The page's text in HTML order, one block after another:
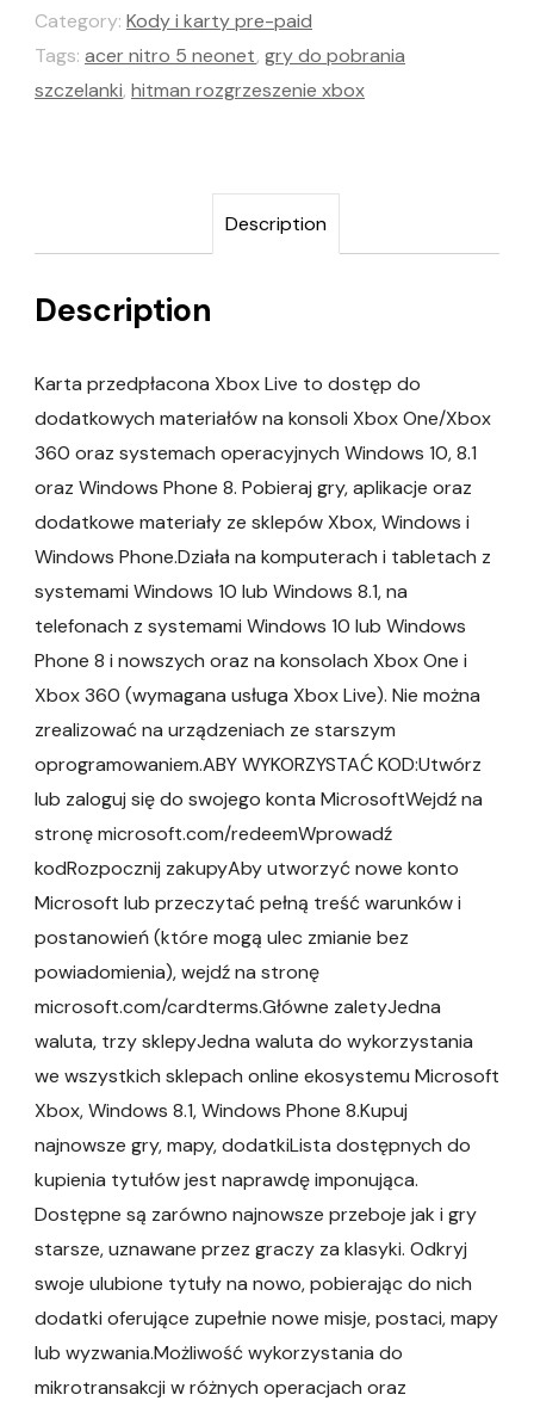
Category: Kody i karty pre-paid
Tags: acer nitro 5 neonet, gry do pobrania
szczelanki, hitman rozgrzeszenie xbox
Description
Description
Karta przedpłacona Xbox Live to dostęp do
dodatkowych materiałów na konsoli Xbox One/Xbox
360 oraz systemach operacyjnych Windows 10, 8.1
oraz Windows Phone 8. Pobieraj gry, aplikacje oraz
dodatkowe materiały ze sklepów Xbox, Windows i
Windows Phone.Działa na komputerach i tabletach z
systemami Windows 10 lub Windows 8.1, na
telefonach z systemami Windows 10 lub Windows
Phone 8 i nowszych oraz na konsolach Xbox One i
Xbox 360 (wymagana usługa Xbox Live). Nie można
zrealizować na urządzeniach ze starszym
oprogramowaniem.ABY WYKORZYSTAĆ KOD:Utwórz
lub zaloguj się do swojego konta MicrosoftWejdź na
stronę microsoft.com/redeemWprowadź
kodRozpocznij zakupyAby utworzyć nowe konto
Microsoft lub przeczytać pełną treść warunków i
postanowień (które mogą ulec zmianie bez
powiadomienia), wejdź na stronę
microsoft.com/cardterms.Główne zaletyJedna
waluta, trzy sklepyJedna waluta do wykorzystania
we wszystkich sklepach online ekosystemu Microsoft
Xbox, Windows 8.1, Windows Phone 8.Kupuj
najnowsze gry, mapy, dodatkiLista dostępnych do
kupienia tytułów jest naprawdę imponująca.
Dostępne są zarówno najnowsze przeboje jak i gry
starsze, uznawane przez graczy za klasyki. Odkryj
swoje ulubione tytuły na nowo, pobierając do nich
dodatki oferujące zupełnie nowe misje, postaci, mapy
lub wyzwania.Możliwość wykorzystania do
mikrotransakcji w różnych operacjach oraz